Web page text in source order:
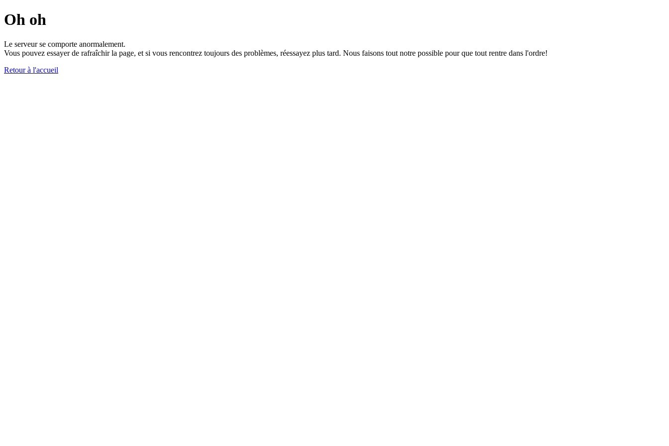
Oh oh
Le serveur se comporte anormalement.
Vous pouvez essayer de rafraîchir la page, et si vous rencontrez toujours des problèmes, réessayez plus tard. Nous faisons tout notre possible pour que tout rentre dans l'ordre!
Retour à l'accueil